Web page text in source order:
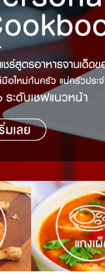
น่วยการตวง
อุณหภูมิ
น้ำหนักวัตถุดิบ